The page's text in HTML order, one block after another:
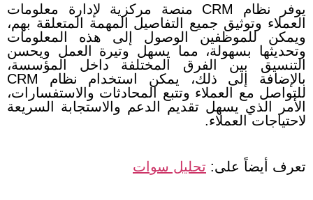
يوفر نظام CRM منصة مركزية لإدارة معلومات
العملاء وتوثيق جميع التفاصيل المهمة المتعلقة بهم،
ويمكن للموظفين الوصول إلى هذه المعلومات
وتحديثها بسهولة، مما يسهل وتيرة العمل ويحسن
التنسيق بين الفرق المختلفة داخل المؤسسة،
بالإضافة إلى ذلك، يمكن استخدام نظام CRM
للتواصل مع العملاء وتتبع المحادثات والاستفسارات،
الأمر الذي يسهل تقديم الدعم والاستجابة السريعة
لاحتياجات العملاء.
تعرف أيضاً على: تحليل سوات